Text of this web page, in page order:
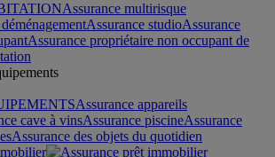
Assurance multirisque
Assurance studioAssurance
Assurance propriétaire non occupant de
Assurance appareils
cave à vinsAssurance piscineAssurance
Assurance des objets du quotidien